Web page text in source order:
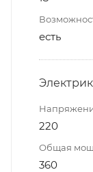
есть
220
Общая
360